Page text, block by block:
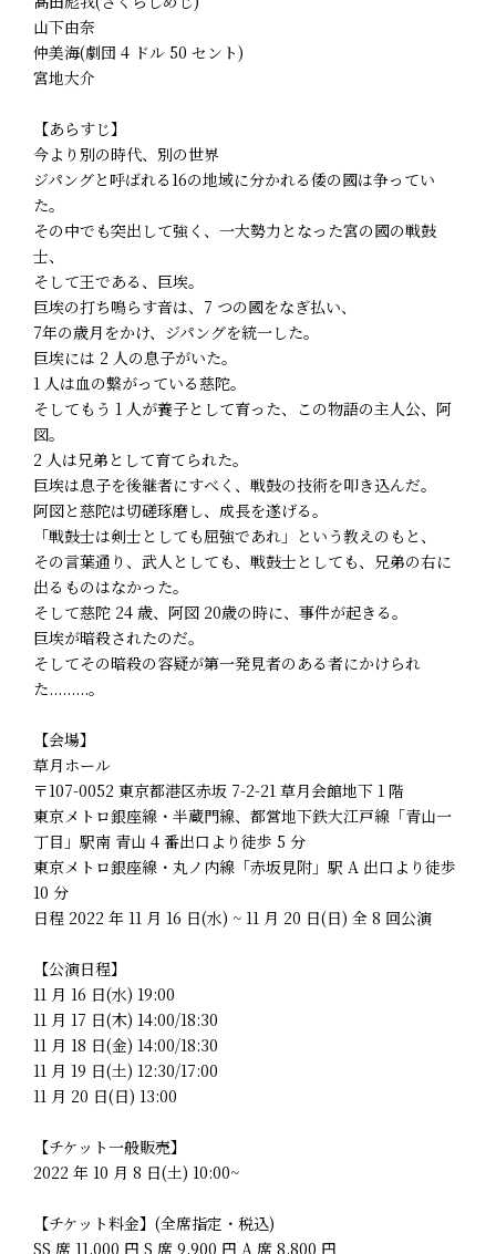
山下由奈
仲美海(劇団 4 ドル 50 セント)
宮地大介
【あらすじ】
今より別の時代、別の世界―――
ジパングと呼ばれる16の地域に分かれる倭の國は争ってい
た。
その中でも突出して強く、一大勢力となった宮の國の戦鼓
士、
そして王である、巨埃。
巨埃の打ち鳴らす音は、7 つの國をなぎ払い、
7年の歳月をかけ、ジパングを統一した。
巨埃には 2 人の息子がいた。
1 人は血の繋がっている慈陀。
そしてもう 1 人が養子として育った、この物語の主人公、阿
図。
2 人は兄弟として育てられた。
巨埃は息子を後継者にすべく、戦鼓の技術を叩き込んだ。
阿図と慈陀は切磋琢磨し、成長を遂げる。
「戦鼓士は剣士としても屈強であれ」という教えのもと、
その言葉通り、武人としても、戦鼓士としても、兄弟の右に
出るものはなかった。
そして慈陀 24 歳、阿図 20歳の時に、事件が起きる。
巨埃が暗殺されたのだ。
そしてその暗殺の容疑が第一発見者のある者にかけられ
た.........。
【会場】
草月ホール
〒107-0052 東京都港区赤坂 7-2-21 草月会館地下 1 階
東京メトロ銀座線・半蔵門線、都営地下鉄大江戸線「青山一
丁目」駅南 青山 4 番出口より徒歩 5 分
東京メトロ銀座線・丸ノ内線「赤坂見附」駅 A 出口より徒歩
10 分
日程 2022 年 11 月 16 日(水) ~ 11 月 20 日(日) 全 8 回公演
【公演日程】
11 月 16 日(水) 19:00
11 月 17 日(木) 14:00/18:30
11 月 18 日(金) 14:00/18:30
11 月 19 日(土) 12:30/17:00
11 月 20 日(日) 13:00
【チケット一般販売】
2022 年 10 月 8 日(土) 10:00~
【チケット料金】(全席指定・税込)
SS 席 11,000 円 S 席 9,900 円 A 席 8,800 円